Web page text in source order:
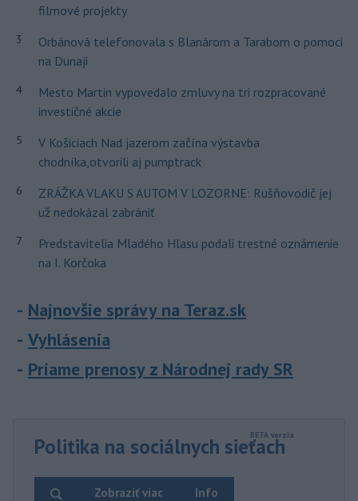
filmové projekty
3
Orbánová telefonovala s Blanárom a Tarabom o pomoci
na Dunaji
4
Mesto Martin vypovedalo zmluvy na tri rozpracované
investičné akcie
5
V Košiciach Nad jazerom začína výstavba
chodníka,otvorili aj pumptrack
6
ZRÁŽKA VLAKU S AUTOM V LOZORNE: Rušňovodič jej
už nedokázal zabrániť
7
Predstavitelia Mladého Hlasu podali trestné oznámenie
na I. Korčoka
Najnovšie správy na Teraz.sk
Vyhlásenia
Priame prenosy z Národnej rady SR
Politika na sociálnych sieťach
Info
Zobraziť viac